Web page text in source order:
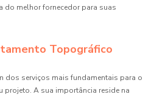
do melhor fornecedor para suas
Topográfico
dos serviços mais fundamentais para o
projeto. A sua importância reside na